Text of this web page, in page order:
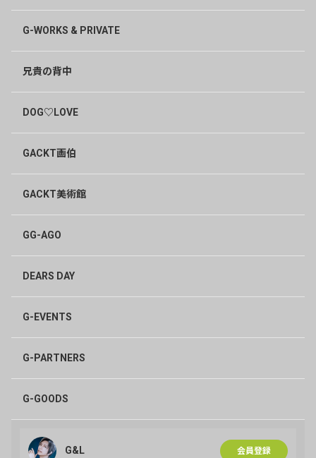
G-WORKS & PRIVATE
兄貴の背中
DOG♡LOVE
GACKT画伯
GACKT美術館
GG-AGO
DEARS DAY
G-EVENTS
G-PARTNERS
G-GOODS
G&L 会員登録